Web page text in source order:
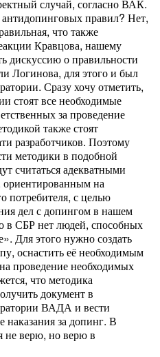
случай, согласно ВАК.
правил? Нет,
что также
Кравцова, нашему
дискуссию о правильности
Логинова, для этого и был
Сразу хочу отметить,
стоят все необходимые
за проведение
также стоят
разработчиков. Поэтому
методики в подобной
считаться адекватными
на
потребителя, с целью
дел с допингом в нашем
в СБР нет людей, способных
Для этого нужно создать
оснастить её необходимым
проведение необходимых
что методика
документ в
ВАДА и вести
наказания за допинг. В
не верю, но верю в